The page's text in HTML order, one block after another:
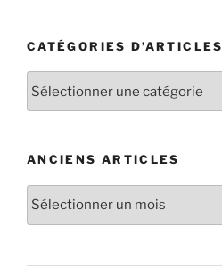
CATÉGORIES D’ARTICLES
ANCIENS ARTICLES
Anciens